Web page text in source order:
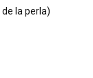
la perla)